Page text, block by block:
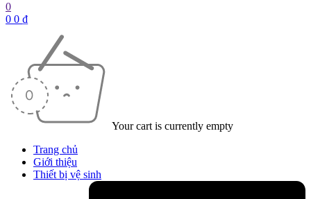
0
0 0 ₫
Your cart is currently empty
Trang chủ
Giới thiệu
Thiết bị vệ sinh